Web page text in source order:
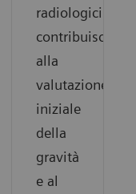
radiologici
contribuiscono
alla
valutazione
iniziale
della
gravità
e al